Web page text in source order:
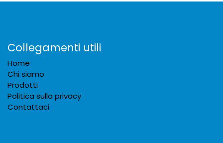
Collegamenti utili
Home
Chi siamo
Prodotti
Politica sulla privacy
Contattaci